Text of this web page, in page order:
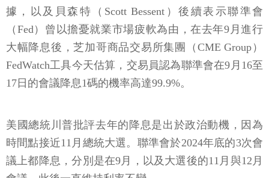
據，以及貝森特（Scott Bessent）後續表示聯準會
（Fed）曾以擔憂就業市場疲軟為由，在去年9月進行
大幅降息後，芝加哥商品交易所集團（CME Group）
FedWatch工具今天估算，交易員認為聯準會在9月16至
17日的會議降息1碼的機率高達99.9%。
美國總統川普批評去年的降息是出於政治動機，因為
時間點接近11月總統大選。聯準會於2024年底的3次會
議上都降息，分別是在9月，以及大選後的11月與12月